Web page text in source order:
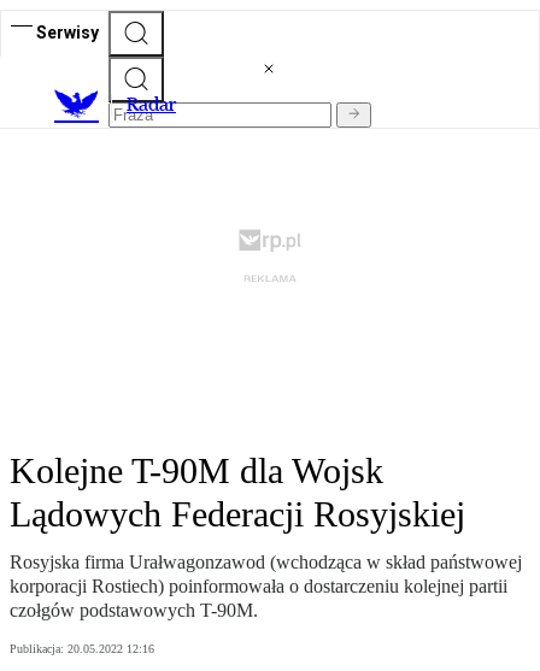
Serwisy
Radar
Kolejne T-90M dla Wojsk
Lądowych Federacji Rosyjskiej
Rosyjska firma Urałwagonzawod (wchodząca w skład państwowej
korporacji Rostiech) poinformowała o dostarczeniu kolejnej partii
czołgów podstawowych T-90M.
Publikacja: 20.05.2022 12:16